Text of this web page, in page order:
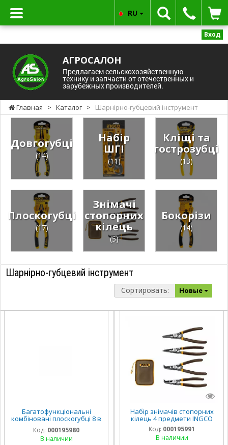
Вход
АГРОСАЛОН
Предлагаем сельскохозяйственную
технику и запчасти от отечественных и
зарубежных производителей.
RU
Главная > Каталог > Шарнірно-губцевий інструмент
Довгогубці
(14)
Набір
ШГІ
(11)
Кліщі та
гострозубці
(13)
Плоскогубці
(17)
Знімачі
стопорних
кілець
(5)
Бокорізи
(14)
Шарнірно-губцевий інструмент
Сортировать: Новые
Багатофункціональні
комбіновані плоскогубці 8 в
1 «Profi» 200 мм INGCO
INDUSTRIAL
Код: 000195980
В наличии
Набір знімачів стопорних
кілець 4 предмети INGCO
Код: 000195991
В наличии